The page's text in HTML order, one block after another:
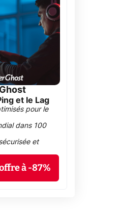
et le Lag
pour le
dans 100
et
à -87%